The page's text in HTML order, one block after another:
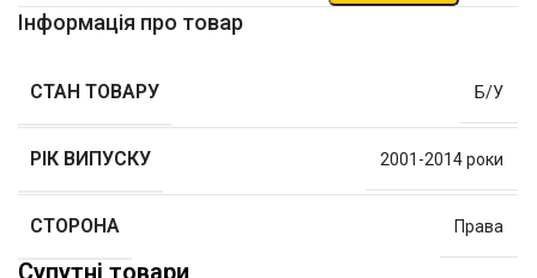
Інформація про товар
СТАН ТОВАРУ Б/У
РІК ВИПУСКУ 2001-2014 роки
СТОРОНА Права
Супутні товари